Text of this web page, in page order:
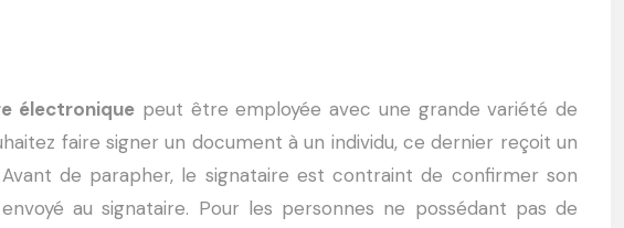
électronique peut être employée avec une grande variété de
faire signer un document à un individu, ce dernier reçoit un
de parapher, le signataire est contraint de confirmer son
au signataire. Pour les personnes ne possédant pas de